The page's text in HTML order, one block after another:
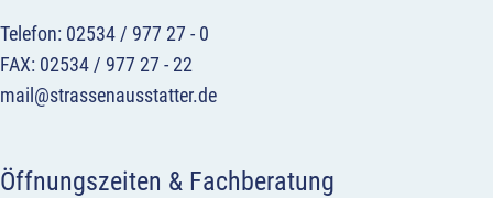
Telefon: 02534 / 977 27 - 0
FAX: 02534 / 977 27 - 22
mail@strassenausstatter.de
Öffnungszeiten & Fachberatung